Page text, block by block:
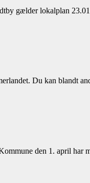
gælder lokalplan
Du kan blandt
den 1. april